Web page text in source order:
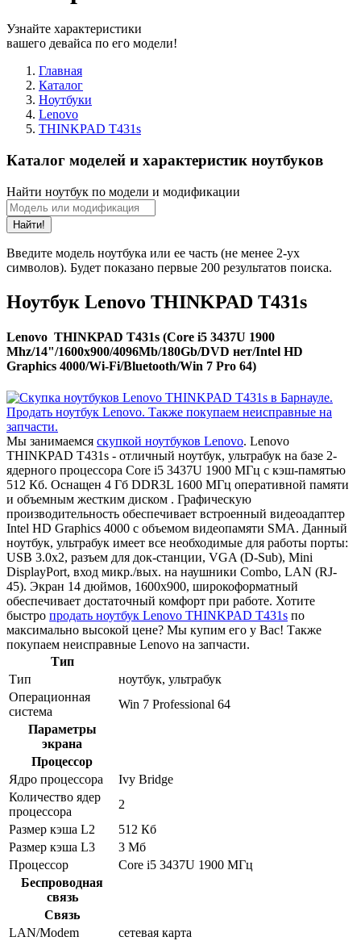
Узнайте характеристики
вашего девайса по его модели!
Главная
Каталог
Ноутбуки
Lenovo
THINKPAD T431s
Каталог моделей и характеристик ноутбуков
Найти ноутбук по модели и модификации
Найти!
Введите модель ноутбука или ее часть (не менее 2-ух
символов). Будет показано первые 200 результатов поиска.
Ноутбук Lenovo THINKPAD T431s
Lenovo THINKPAD T431s (Core i5 3437U 1900
Mhz/14"/1600x900/4096Mb/180Gb/DVD нет/Intel HD
Graphics 4000/Wi-Fi/Bluetooth/Win 7 Pro 64)
Мы занимаемся скупкой ноутбуков Lenovo. Lenovo
THINKPAD T431s - отличный ноутбук, ультрабук на базе 2-
ядерного процессора Core i5 3437U 1900 МГц с кэш-памятью
512 Кб. Оснащен 4 Гб DDR3L 1600 МГц оперативной памяти
и объемным жестким диском . Графическую
производительность обеспечивает встроенный видеоадаптер
Intel HD Graphics 4000 с объемом видеопамяти SMA. Данный
ноутбук, ультрабук имеет все необходимые для работы порты:
USB 3.0x2, разъем для док-станции, VGA (D-Sub), Mini
DisplayPort, вход микр./вых. на наушники Combo, LAN (RJ-
45). Экран 14 дюймов, 1600x900, широкоформатный
обеспечивает достаточный комфорт при работе. Хотите
быстро продать ноутбук Lenovo THINKPAD T431s по
максимально высокой цене? Мы купим его у Вас! Также
покупаем неисправные Lenovo на запчасти.
Тип
Тип
ноутбук, ультрабук
Операционная
система
Win 7 Professional 64
Параметры
экрана
Процессор
Ядро процессора
Ivy Bridge
Количество ядер
процессора
2
Размер кэша L2
512 Кб
Размер кэша L3
3 Мб
Процессор
Core i5 3437U 1900 МГц
Беспроводная
связь
Связь
LAN/Modem
сетевая карта